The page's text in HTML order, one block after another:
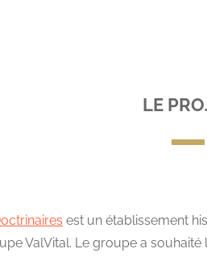
LE
est un établissement
ValVital. Le groupe a